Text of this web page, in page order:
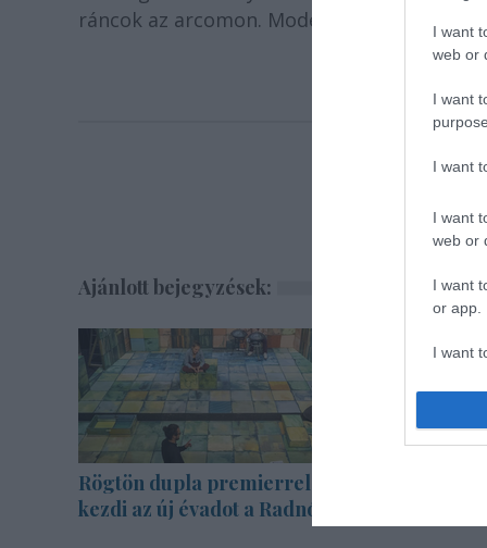
I want
web or
I want
I want
I want
web or
I want
or app.
I want
I want
ráncok az arcomon. Modern nő vagyok,
Ajánlott bejegyzések:
Rögtön dupla premierrel
kezdi az új évadot a Radnóti
Akárki